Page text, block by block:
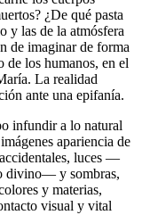
¿De qué pasta
y las de la atmósfera
de imaginar de forma
los humanos, en el
La realidad
ante una epifanía.
infundir a lo natural
apariencia de
luces —
divino— y sombras,
y materias,
visual y vital